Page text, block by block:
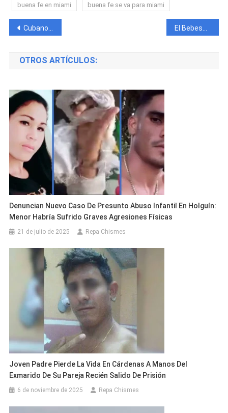
buena fe en miami
buena fe se va para miami
Navegación
de
entradas
Cubano lleva 7 meses prófugo de la justicia tras cometer un doble asesinato en Cienfuegos
OTROS ARTÍCULOS:
Denuncian Nuevo Caso De Presunto Abuso Infantil En Holguín:
Menor Habría Sufrido Graves Agresiones Físicas
21 de julio de 2025 Repa Chismes
Joven Padre Pierde La Vida En Cárdenas A Manos Del
Exmarido De Su Pareja Recién Salido De Prisión
6 de noviembre de 2025 Repa Chismes